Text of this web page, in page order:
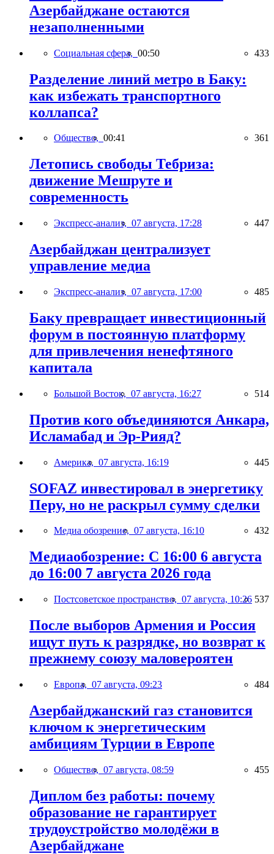
Азербайджане остаются
незаполненными
Социальная сфера, 00:50 433
Разделение линий метро в Баку:
как избежать транспортного
коллапса?
Общество, 00:41 361
Летопись свободы Тебриза:
движение Мешруте и
современность
Экспресс-анализ, 07 августа, 17:28 447
Азербайджан централизует
управление медиа
Экспресс-анализ, 07 августа, 17:00 485
Баку превращает инвестиционный
форум в постоянную платформу
для привлечения ненефтяного
капитала
Большой Восток, 07 августа, 16:27 514
Против кого объединяются Анкара,
Исламабад и Эр-Рияд?
Америка, 07 августа, 16:19 445
SOFAZ инвестировал в энергетику
Перу, но не раскрыл сумму сделки
Медиа обозрение, 07 августа, 16:10 432
Медиаобозрение: С 16:00 6 августа
до 16:00 7 августа 2026 года
Постсоветское пространство, 07 августа, 10:26 537
После выборов Армения и Россия
ищут путь к разрядке, но возврат к
прежнему союзу маловероятен
Европа, 07 августа, 09:23 484
Азербайджанский газ становится
ключом к энергетическим
амбициям Турции в Европе
Общество, 07 августа, 08:59 455
Диплом без работы: почему
образование не гарантирует
трудоустройство молодёжи в
Азербайджане